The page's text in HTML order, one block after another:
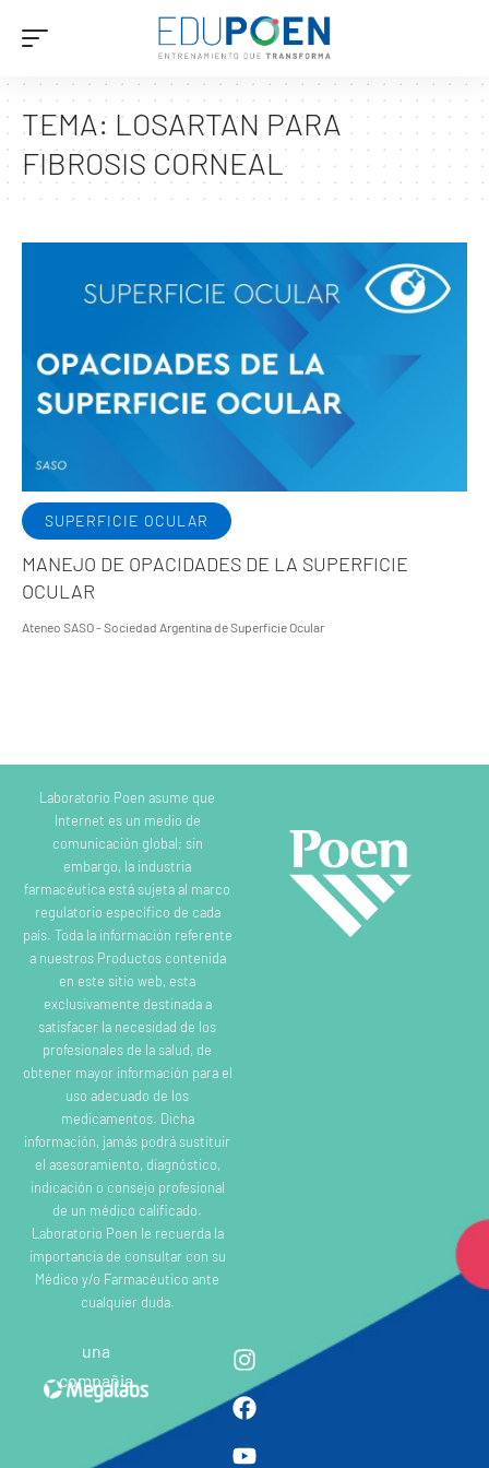
TEMA: LOSARTAN PARA
FIBROSIS CORNEAL
SUPERFICIE OCULAR
MANEJO DE OPACIDADES DE LA SUPERFICIE
OCULAR
Ateneo SASO - Sociedad Argentina de Superficie Ocular
Laboratorio Poen asume que
Internet es un medio de
comunicación global; sin
embargo, la industria
farmacéutica está sujeta al marco
regulatorio específico de cada
país. Toda la información referente
a nuestros Productos contenida
en este sitio web, esta
exclusivamente destinada a
satisfacer la necesidad de los
profesionales de la salud, de
obtener mayor información para el
uso adecuado de los
medicamentos. Dicha
información, jamás podrá sustituir
el asesoramiento, diagnóstico,
indicación o consejo profesional
de un médico calificado.
Laboratorio Poen le recuerda la
importancia de consultar con su
Médico y/o Farmacéutico ante
cualquier duda.
una
compañia